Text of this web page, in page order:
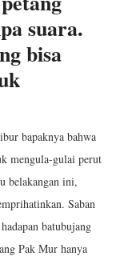
suara.
bisa
bapaknya bahwa
mengula-gulai perut
belakangan ini,
Saban
batubujang
Pak Mur hanya